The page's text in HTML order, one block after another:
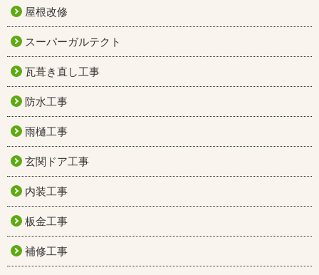
屋根改修
スーパーガルテクト
瓦葺き直し工事
防水工事
雨樋工事
玄関ドア工事
内装工事
板金工事
補修工事